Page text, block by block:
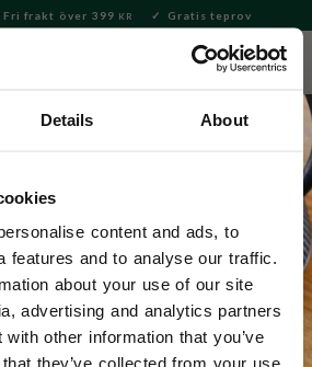
Details About
content and ads, to
features and to analyse our traffic.
about your use of our site
advertising and analytics partners
other information that you’ve
they’ve collected from your use
Fri frakt över 399 KR Gratis teprov
för livsnjutaren
har teer för alla tillfällen. För dig
din kopp te efter humör och
än 250 olika sorters te att välja